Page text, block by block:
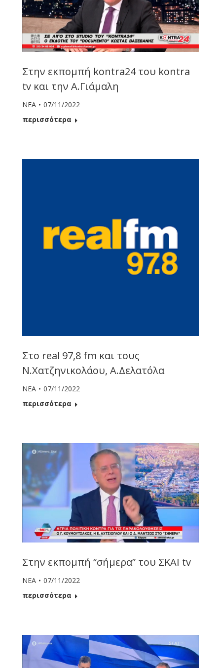
Στην εκπομπή kontra24 του kontra
tv και την Α.Γιάμαλη
ΝΕΑ
07/11/2022
περισσότερα
Στο real 97,8 fm και τους
Ν.Χατζηνικολάου, Α.Δελατόλα
ΝΕΑ
07/11/2022
περισσότερα
Στην εκπομπή “σήμερα” του ΣΚΑΙ tv
ΝΕΑ
07/11/2022
περισσότερα